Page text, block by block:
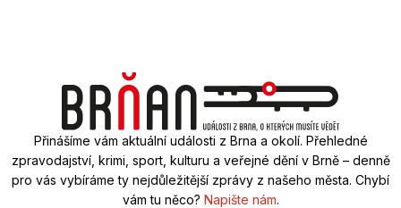
Přinášíme vám aktuální události z Brna a okolí. Přehledné
zpravodajství, krimi, sport, kulturu a veřejné dění v Brně – denně
pro vás vybíráme ty nejdůležitější zprávy z našeho města. Chybí
vám tu něco? Napište nám.